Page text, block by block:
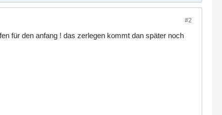
#2
für den anfang ! das zerlegen kommt dan später noch